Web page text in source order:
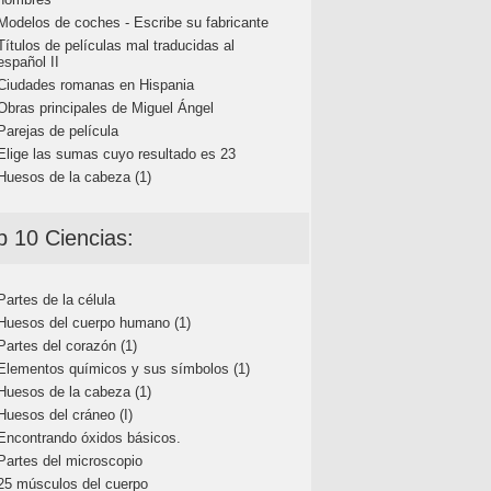
de coches - Escribe su fabricante
de películas mal traducidas al
II
romanas en Hispania
principales de Miguel Ángel
de película
las sumas cuyo resultado es 23
de la cabeza (1)
10 Ciencias:
de la célula
del cuerpo humano (1)
del corazón (1)
químicos y sus símbolos (1)
de la cabeza (1)
del cráneo (I)
óxidos básicos.
del microscopio
músculos del cuerpo